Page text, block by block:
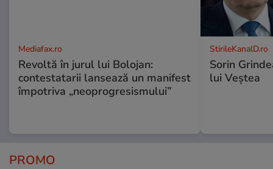
Mediafax.ro
Revoltă în jurul lui Bolojan:
contestatarii lansează un manifest
împotriva „neoprogresismului”
StirileKanalD.ro
Sorin
lui Veștea
PROMO